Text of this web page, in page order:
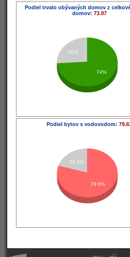
Podiel trvalo obývaných domov z
domov: 73.97
26%
74%
Podiel bytov s vodovodom:
20.4%
79.6%